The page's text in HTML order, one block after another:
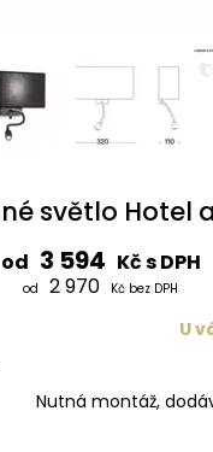
světlo Hotel
od 3 594 Kč s DPH
od 2 970 Kč bez DPH
U
Nutná montáž,